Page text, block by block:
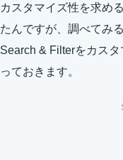
カスタマイズ性を求め
たんですが、調べてみ
Search & Filterをカス
っておきます。